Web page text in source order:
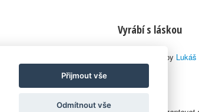
Vyrábí s láskou
© 2010–2026 by
Přijmout vše
Odmítnout vše